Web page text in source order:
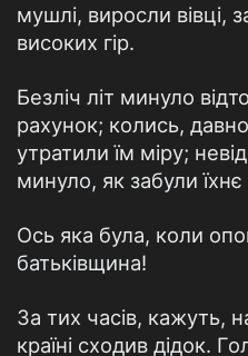
мушлі, виросли вівці,
високих гір.
Безліч літ минуло
рахунок; колись,
утратили їм міру;
минуло, як забули
Ось яка була, коли
батьківщина!
За тих часів, кажуть,
країні сходив дідок.